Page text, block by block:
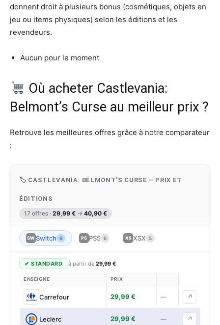
donnent droit à plusieurs bonus (cosmétiques, objets en
jeu ou items physiques) selon les éditions et les
revendeurs.
Aucun pour le moment
Où acheter Castlevania:
Belmont’s Curse au meilleur prix ?
Retrouve les meilleures offres grâce à notre comparateur
:
🏷 CASTLEVANIA: BELMONT'S CURSE – PRIX ET
ÉDITIONS
17 offres · 29,99 € → 40,90 €
SW Switch 6 PS PS5 6 XS XSX 5
✔ STANDARD à partir de 29,99 €
ENSEIGNE PRIX
Carrefour 29,99 € — ↗
Leclerc 29,99 € — ↗